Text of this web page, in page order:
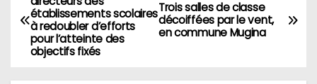
de
l’article
Trois salles de classe
décoiffées par le vent,
en commune Mugina
établissements scolaires
à redoubler d’efforts
pour l’atteinte des
objectifs fixés